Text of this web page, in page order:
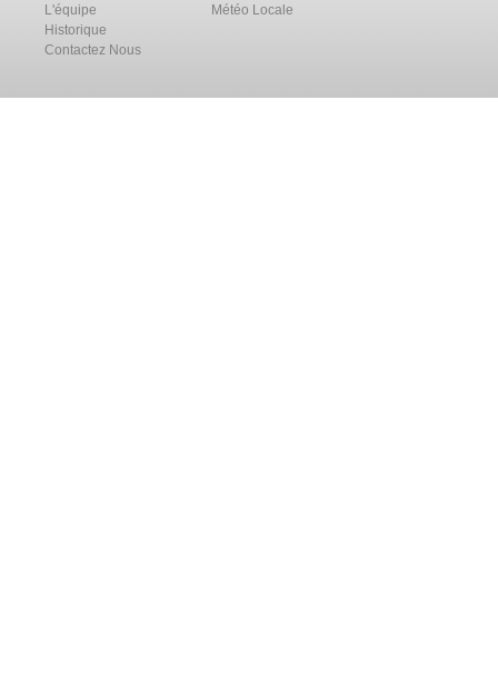
L'équipe
Historique
Contactez Nous
Météo Locale